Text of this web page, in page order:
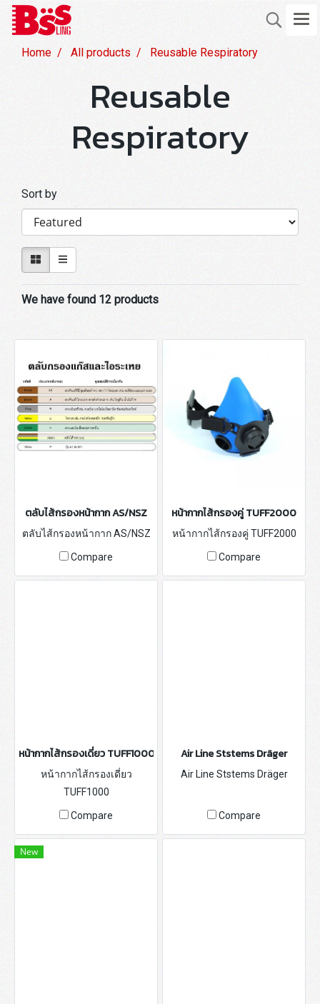
Home All products Reusable Respiratory
Reusable
Respiratory
Sort by
We have found 12 products
ตลับไส้กรองหน้ากาก AS/NSZ
ตลับไส้กรองหน้ากาก AS/NSZ
Compare
หน้ากากไส้กรองคู่ TUFF2000
หน้ากากไส้กรองคู่ TUFF2000
Compare
หน้ากากไส้กรองเดี่ยว TUFF1000
หน้ากากไส้กรองเดี่ยว
TUFF1000
Compare
Air Line Ststems Dräger
Air Line Ststems Dräger
Compare
New